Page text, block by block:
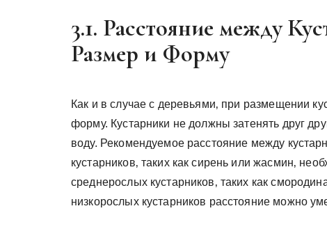
3.1. Расстояние между
Размер и Форму
Как и в случае с деревьями‚ при размещении
форму. Кустарники не должны затенять друг
воду. Рекомендуемое расстояние между
кустарников‚ таких как сирень или жасмин‚
среднерослых кустарников‚ таких как
низкорослых кустарников расстояние можно